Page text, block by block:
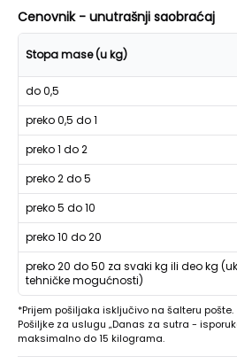
Cenovnik - unutrašnji saobraćaj
Stopa mase (u kg)
do 0,5
preko 0,5 do 1
preko 1 do 2
preko 2 do 5
preko 5 do 10
preko 10 do 20
preko 20 do 50 za svaki kg ili deo kg
tehničke mogućnosti)
*Prijem pošiljaka isključivo na šalteru pošte.
Pošiljke za uslugu „Danas za sutra -
maksimalno do 15 kilograma.